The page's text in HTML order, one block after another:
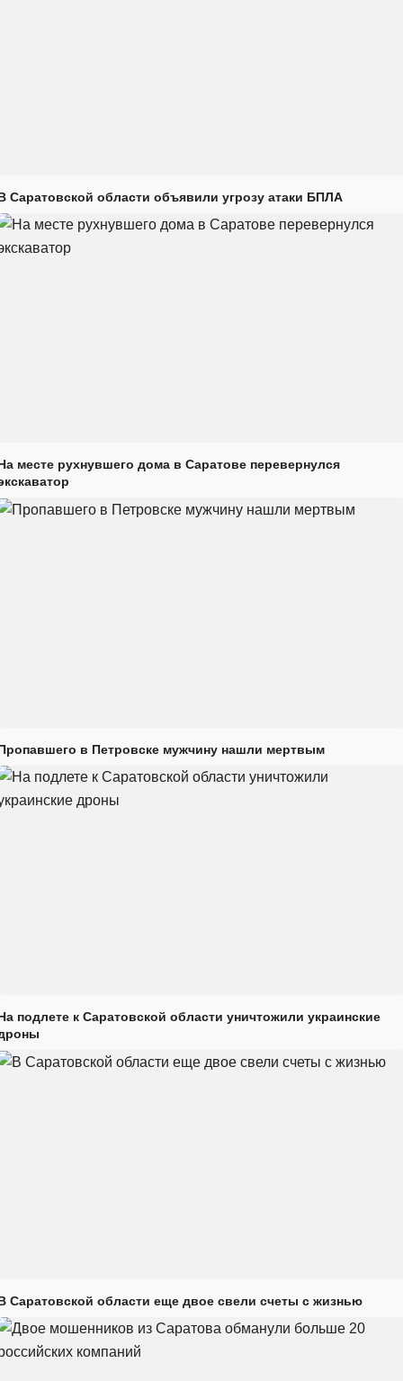
Саратовской области объявили угрозу атаки БПЛА
месте рухнувшего дома в Саратове перевернулся
в Петровске мужчину нашли мертвым
подлете к Саратовской области уничтожили украинские
Саратовской области еще двое свели счеты с жизнью